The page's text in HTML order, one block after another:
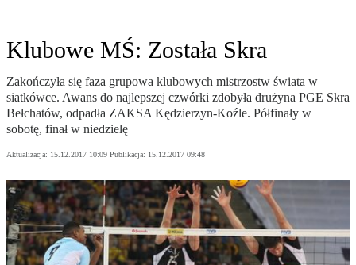
Klubowe MŚ: Została Skra
Zakończyła się faza grupowa klubowych mistrzostw świata w
siatkówce. Awans do najlepszej czwórki zdobyła drużyna PGE Skra
Bełchatów, odpadła ZAKSA Kędzierzyn-Koźle. Półfinały w
sobotę, finał w niedzielę
Aktualizacja: 15.12.2017 10:09 Publikacja: 15.12.2017 09:48